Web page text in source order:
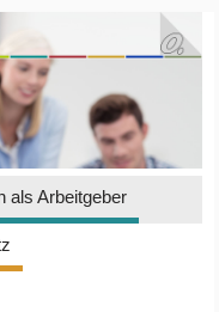
als Arbeitgeber